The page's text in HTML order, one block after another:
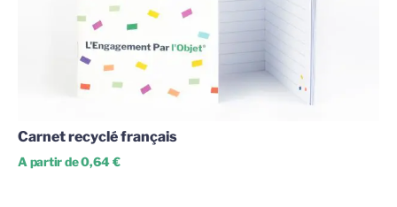
Carnet recyclé français
A partir de 0,64 €